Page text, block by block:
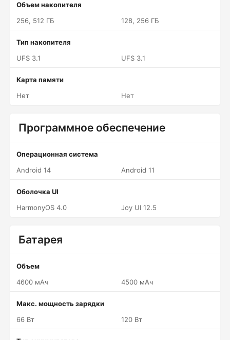
Объем накопителя
256, 512 ГБ
128, 256 ГБ
Тип накопителя
UFS 3.1
UFS 3.1
Карта памяти
Нет
Нет
Программное обеспечение
Операционная система
Android 14
Android 11
Оболочка UI
HarmonyOS 4.0
Joy UI 12.5
Батарея
Объем
4600 мАч
4500 мАч
Макс. мощность зарядки
66 Вт
120 Вт